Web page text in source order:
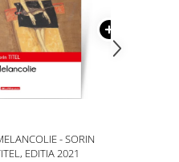
- SORIN
EDITIA 2021